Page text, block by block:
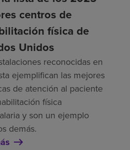
centros de
física de
Unidos
reconocidas en
ejemplifican las mejores
de atención al paciente
física
y son un ejemplo
demás.